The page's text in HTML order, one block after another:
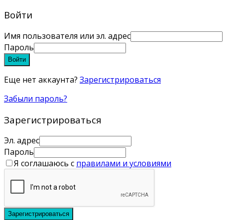
Войти
Имя пользователя или эл. адрес
Пароль
Войти
Еще нет аккаунта? Зарегистрироваться
Забыли пароль?
Зарегистрироваться
Эл. адрес
Пароль
Я соглашаюсь с правилами и условиями
Зарегистрироваться